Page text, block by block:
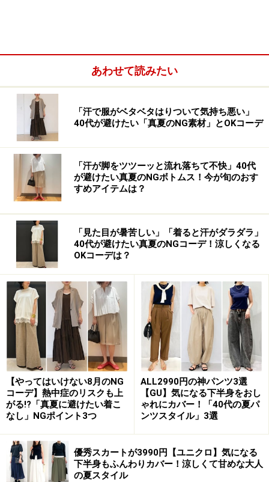
ウエストがポイントの「Xライン」コーデで
引き締めて
ウエストマークできるデザインは、腰の位置を高く見せてく
れます 出典：WEAR
「Xライン」コーデとは、コーデの中央部であるウエス
うなシルエットになっているコーデのこと。ウエストは
もともと体の中でも細い部分なので、ここが締まってい
るとメリハリが付き、スタイルよく見えるのがポイント
です。
といっても、無理にぎゅっと締めたり、実際のウエスト
を見せる必要はなく、「ここがウエスト位置」というの
が分かるようにポイントを作るだけでOK。写真のように
ウエストマークするベルトやリボンが付いているもの
は、簡単に着やせが叶うおすすめアイテム。ベルト等が
実際のウエスト位置より少し高めに付いていることが多
いため、ゆるく結ぶだけでも、まるでその位置から下は
す。
あわせて読みたい
「汗で服がベタベタはりついて気持ち悪い」
40代が避けたい「真夏のNG素材」とOKコーデ
「汗が脚をツツーッと流れ落ちて不快」40代
が避けたい真夏のNGボトムス！今が旬のおす
すめアイテムは？
「見た目が暑苦しい」「着ると汗がダラダラ」
40代が避けたい真夏のNGコーデ！涼しくなる
OKコーデは？
【やってはいけない8月のNG
コーデ】熱中症のリスクも上
がる!?「真夏に避けたい着こ
なし」NGポイント3つ
ALL2990円の神パンツ3選
【GU】気になる下半身をおし
ゃれにカバー！「40代の夏パ
ンツスタイル」3選
優秀スカートが3990円【ユニクロ】気になる
下半身もふんわりカバー！涼しくて甘めな大人
の夏スタイル